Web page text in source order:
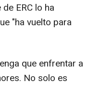
ERC lo ha
"ha vuelto para
que enfrentar a
No solo es